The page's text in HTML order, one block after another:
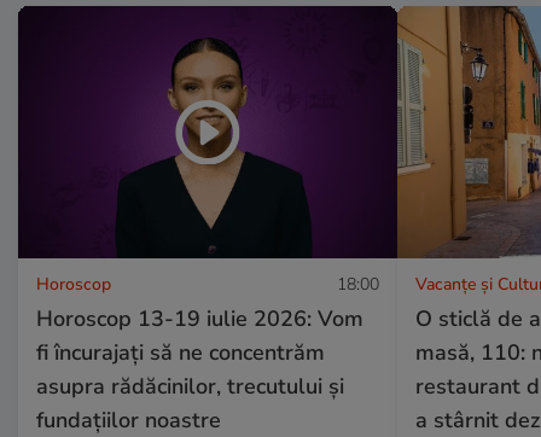
Horoscop 18:00
Horoscop 13-19 iulie 2026: Vom
fi încurajați să ne concentrăm
asupra rădăcinilor, trecutului și
fundațiilor noastre
Vacanțe și
O sticlă de
masă, 110:
restaurant
a stârnit